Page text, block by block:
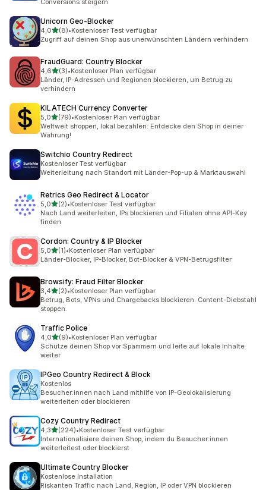
Conversions steigern
Unicorn Geo‑Blocker
4,0von 5 Sternen
(8)
8 Rezensionen insgesamt
•Kostenloser Test verfügbar
Zugriff auf deinen Shop aus unerwünschten Ländern verhindern
FraudGuard: Country Blocker
4,6von 5 Sternen
(3)
3 Rezensionen insgesamt
•Kostenloser Plan verfügbar
Länder, IP-Adressen und Regionen blockieren, um Betrug zu
verhindern
KILATECH Currency Converter
5,0von 5 Sternen
(79)
79 Rezensionen insgesamt
•Kostenloser Plan verfügbar
Weltweit shoppen, lokal bezahlen: Entdecke den Shop in deiner
Währung!
Switchio Country Redirect
Kostenloser Test verfügbar
Weiterleitung nach Standort mit Länder-Pop-up & Marktauswahl
Retrics Geo Redirect & Locator
5,0von 5 Sternen
(2)
2 Rezensionen insgesamt
•Kostenloser Test verfügbar
Nach Land weiterleiten, IPs blockieren und Filialen ohne API-Key
finden
Cordon: Country & IP Blocker
5,0von 5 Sternen
(1)
1 Rezensionen insgesamt
•Kostenloser Plan verfügbar
Länder-Blocker, IP-Blocker, Bot-Blocker & VPN-Betrugsfilter
Browsify: Fraud Filter Blocker
3,4von 5 Sternen
(2)
2 Rezensionen insgesamt
•Kostenloser Plan verfügbar
Betrug, Bots, VPNs und Chargebacks blockieren. Content-Diebstahl
stoppen.
Traffic Police
4,0von 5 Sternen
(9)
9 Rezensionen insgesamt
•Kostenloser Plan verfügbar
Schütze deinen Shop vor Spammern und leite auf lokale Inhalte
weiter
IPGeo Country Redirect & Block
Kostenlos
Besucher:innen nach Land mithilfe von IP-Geolokalisierung
weiterleiten oder blockieren
Cozy Country Redirect
4,3von 5 Sternen
(224)
224 Rezensionen insgesamt
•Kostenloser Test verfügbar
Internationalisiere deinen Shop, indem du Besucher:innen
weiterleitest oder blockierst
Ultimate Country Blocker
Kostenlose Installation
Riskanten Traffic nach Land, Region, IP oder VPN blockieren